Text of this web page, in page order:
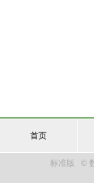
首页
标准版 ©